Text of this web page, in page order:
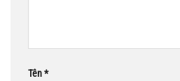
Tên*